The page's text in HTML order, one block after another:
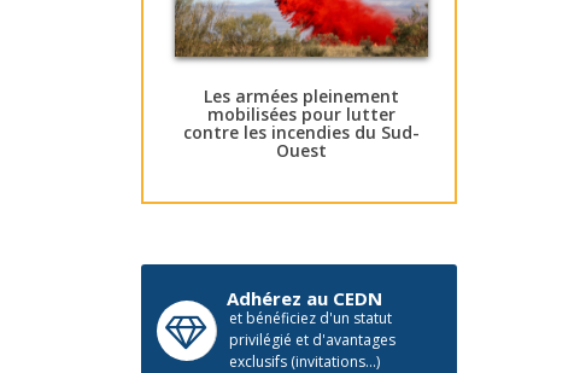
Les armées pleinement
mobilisées pour lutter
contre les incendies du Sud-
Ouest
Adhérez au CEDN
et bénéficiez d'un statut
privilégié et d'avantages
exclusifs (invitations...)